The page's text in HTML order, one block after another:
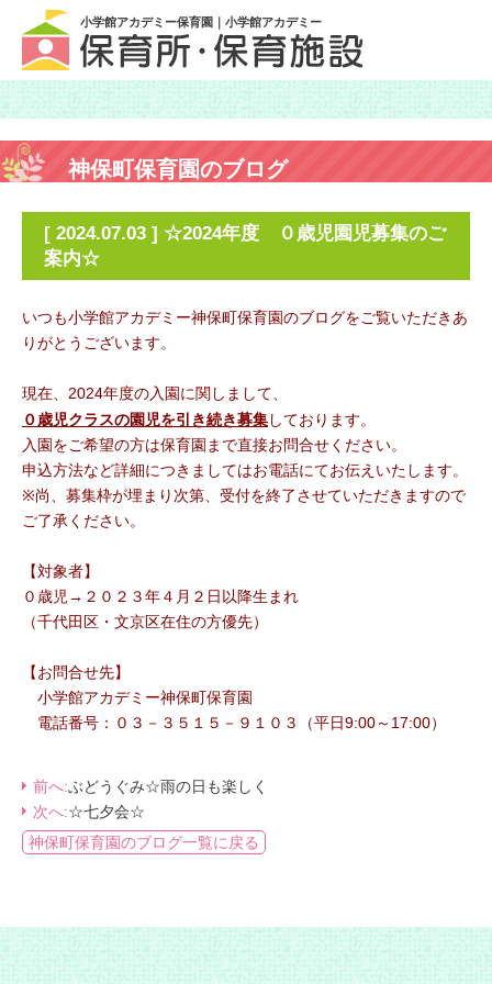
小学館アカデミー保育園｜小学館アカデミー
神保町保育園のブログ
[ 2024.07.03 ] ☆2024年度 ０歳児園児募集のご
案内☆
いつも小学館アカデミー神保町保育園のブログをご覧いただきあ
りがとうございます。
現在、2024年度の入園に関しまして、
０歳児クラスの園児を引き続き募集しております。
入園をご希望の方は保育園まで直接お問合せください。
申込方法など詳細につきましてはお電話にてお伝えいたします。
※尚、募集枠が埋まり次第、受付を終了させていただきますので
ご了承ください。
【対象者】
０歳児→２０２３年４月２日以降生まれ
（千代田区・文京区在住の方優先）
【お問合せ先】
小学館アカデミー神保町保育園
電話番号：０３－３５１５－９１０３（平日9:00～17:00）
前へ:ぶどうぐみ☆雨の日も楽しく
次へ:☆七夕会☆
神保町保育園のブログ一覧に戻る